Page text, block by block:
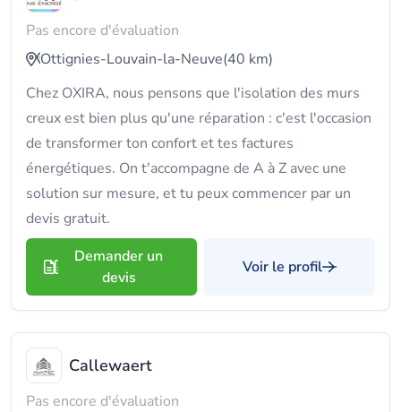
Pas encore d'évaluation
Ottignies-Louvain-la-Neuve(40 km)
Chez OXIRA, nous pensons que l'isolation des murs
creux est bien plus qu'une réparation : c'est l'occasion
de transformer ton confort et tes factures
énergétiques. On t'accompagne de A à Z avec une
solution sur mesure, et tu peux commencer par un
devis gratuit.
Demander un
devis
Voir le profil
Callewaert
Pas encore d'évaluation